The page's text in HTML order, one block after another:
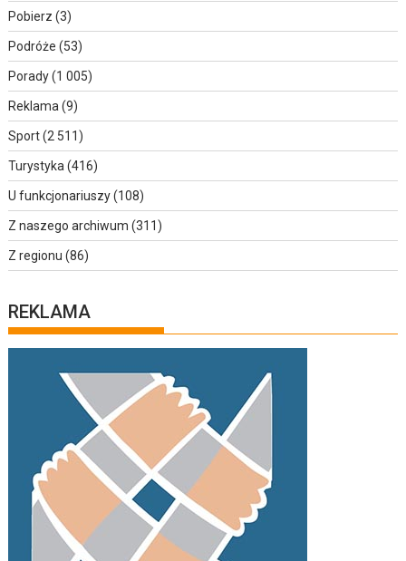
Pobierz (3)
Podróże (53)
Porady(1 005)
Reklama (9)
Sport(2 511)
Turystyka (416)
U funkcjonariuszy(108)
Z naszego archiwum (311)
Z regionu (86)
REKLAMA